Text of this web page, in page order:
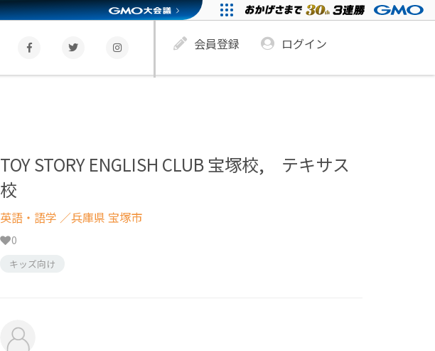
会員登録 ログイン
TOY STORY ENGLISH CLUB 宝塚校, テキサス
校
英語・語学 ／兵庫県 宝塚市
0
キッズ向け